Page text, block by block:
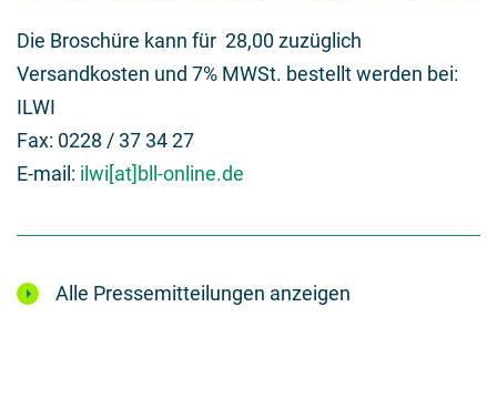
Die Broschüre kann für  28,00 zuzüglich
Versandkosten und 7% MWSt. bestellt werden bei:
ILWI
Fax: 0228 / 37 34 27
E-mail: ilwi[at]bll-online.de
Alle Pressemitteilungen anzeigen